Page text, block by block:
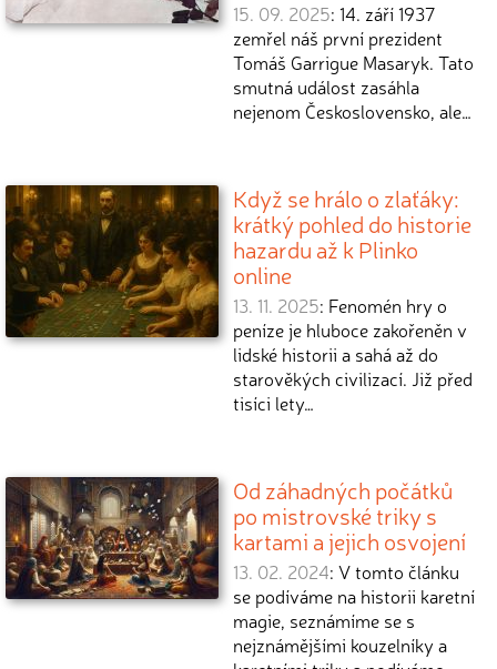
15. 09. 2025: 14. září 1937
zemřel náš první prezident
Tomáš Garrigue Masaryk. Tato
smutná událost zasáhla
nejenom Československo, ale…
Když se hrálo o zlaťáky:
krátký pohled do historie
hazardu až k Plinko
online
13. 11. 2025: Fenomén hry o
peníze je hluboce zakořeněn v
lidské historii a sahá až do
starověkých civilizací. Již před
tisíci lety…
Od záhadných počátků
po mistrovské triky s
kartami a jejich osvojení
13. 02. 2024: V tomto článku
se podíváme na historii karetní
magie, seznámíme se s
nejznámějšími kouzelníky a